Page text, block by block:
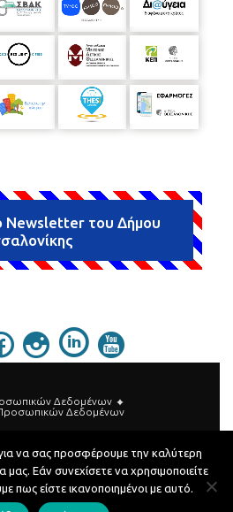
Newsletter του Δήμου
Δεδομένων
Προσωπικών Δεδομένων
Projects
να σας προσφέρουμε την καλύτερη
μας. Εάν συνεχίσετε να χρησιμοποιείτε
πως είστε ικανοποιημένοι με αυτό.